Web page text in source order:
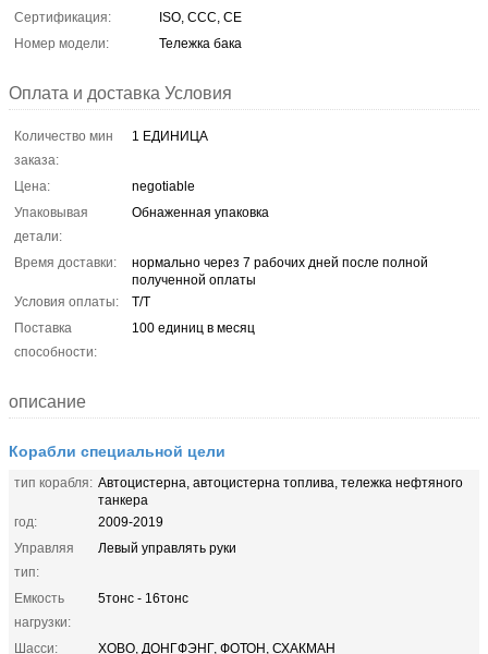
Сертификация:
ISO, CCC, CE
Номер модели:
Тележка бака
Оплата и доставка Условия
Количество мин
заказа:
1 ЕДИНИЦА
Цена:
negotiable
Упаковывая
детали:
Обнаженная упаковка
Время доставки:
нормально через 7 рабочих дней после полной
полученной оплаты
Условия оплаты:
T/T
Поставка
способности:
100 единиц в месяц
описание
Корабли специальной цели
тип корабля: Автоцистерна, автоцистерна топлива, тележка нефтяного
танкера
год:
2009-2019
Управляя
тип:
Левый управлять руки
Емкость
нагрузки:
5тонс - 16тонс
Шасси:
ХОВО, ДОНГФЭНГ, ФОТОН, СХАКМАН